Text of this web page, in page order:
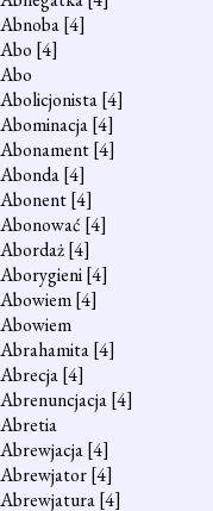
Abnoba[4]
Abo [4]
Abo
Abolicjonista[4]
Abominacja[4]
Abonament[4]
Abonda[4]
Abonent[4]
Abonować [4]
Abordaż[4]
Aborygieni[4]
Abowiem[4]
Abowiem
Abrahamita[4]
Abrecja[4]
Abrenuncjacja[4]
Abretia
Abrewjacja[4]
Abrewjator[4]
Abrewjatura[4]